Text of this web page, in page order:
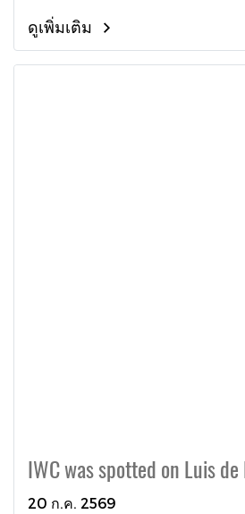
ดูเพิ่มเติม
IWC was spotted on Luis de
20 ก.ค. 2569